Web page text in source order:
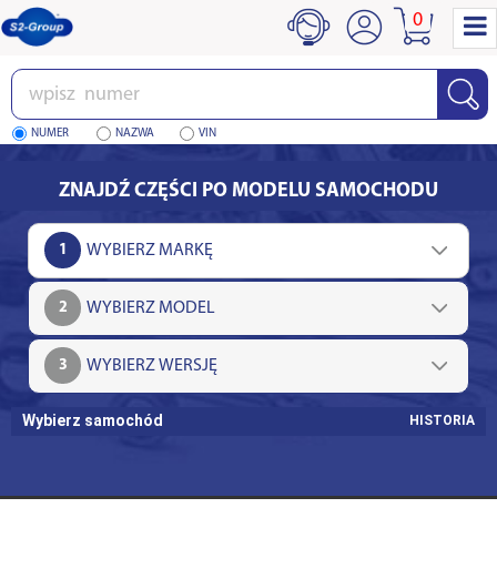
Wpisz
numer
NUMER NAZWA VIN
0
ZNAJDŹ CZĘŚCI PO MODELU SAMOCHODU
1
2
3
Wybierz samochód HISTORIA